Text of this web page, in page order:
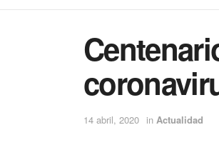
14 abril, 2020 in Actualidad